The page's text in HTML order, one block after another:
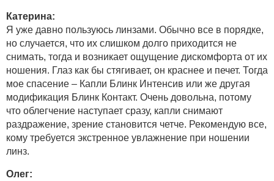
Катерина:
Я уже давно пользуюсь линзами. Обычно все в порядке,
но случается, что их слишком долго приходится не
снимать, тогда и возникает ощущение дискомфорта от их
ношения. Глаз как бы стягивает, он краснее и печет. Тогда
мое спасение – Капли Блинк Интенсив или же другая
модификация Блинк Контакт. Очень довольна, потому
что облегчение наступает сразу, капли снимают
раздражение, зрение становится четче. Рекомендую все,
кому требуется экстренное увлажнение при ношении
линз.
Олег: